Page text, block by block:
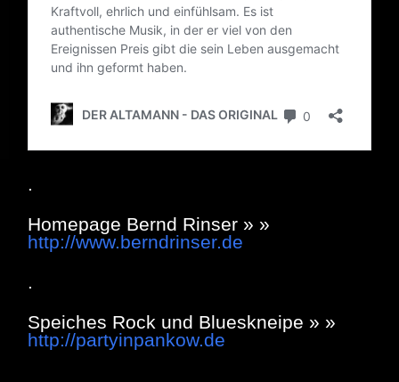
.
Homepage Bernd Rinser » »
http://www.berndrinser.de
.
Speiches Rock und Blueskneipe » »
http://partyinpankow.de